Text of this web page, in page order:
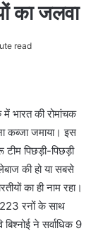
का जलवा
read
भारत की रोमांचक
कब्जा जमाया। इस
टीम पिछड़ी-पिछड़ी
की हो या सबसे
का ही नाम रहा।
रनों के साथ
ने सर्वाधिक 9